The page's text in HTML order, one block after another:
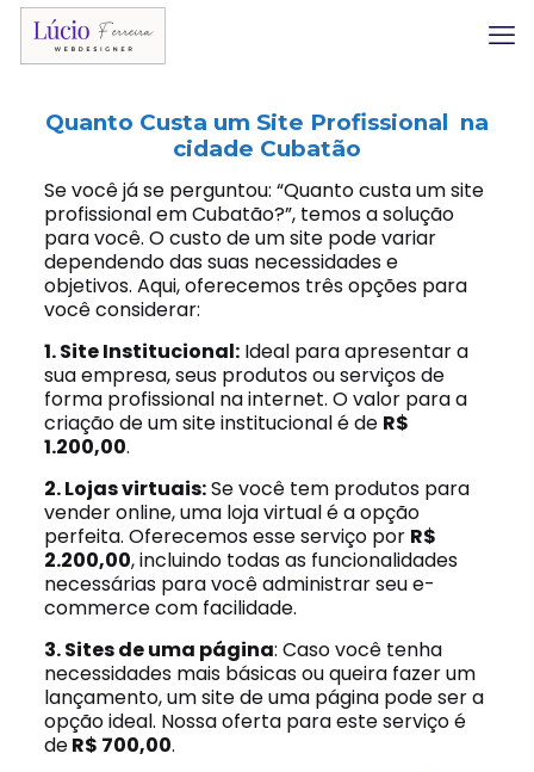
Quanto Custa um Site Profissional na
cidade Cubatão
Se você já se perguntou: “Quanto custa um site
profissional em Cubatão?”, temos a solução
para você. O custo de um site pode variar
dependendo das suas necessidades e
objetivos. Aqui, oferecemos três opções para
você considerar:
1. Site Institucional:Ideal para apresentar a
sua empresa, seus produtos ou serviços de
forma profissional na internet. O valor para a
criação de um site institucional é de R$
1.200,00.
2. Lojas virtuais:Se você tem produtos para
vender online, uma loja virtual é a opção
perfeita. Oferecemos esse serviço por R$
2.200,00, incluindo todas as funcionalidades
necessárias para você administrar seu e-
commerce com facilidade.
3. Sites de uma página: Caso você tenha
necessidades mais básicas ou queira fazer um
lançamento, um site de uma página pode ser a
opção ideal. Nossa oferta para este serviço é
deR$ 700,00.